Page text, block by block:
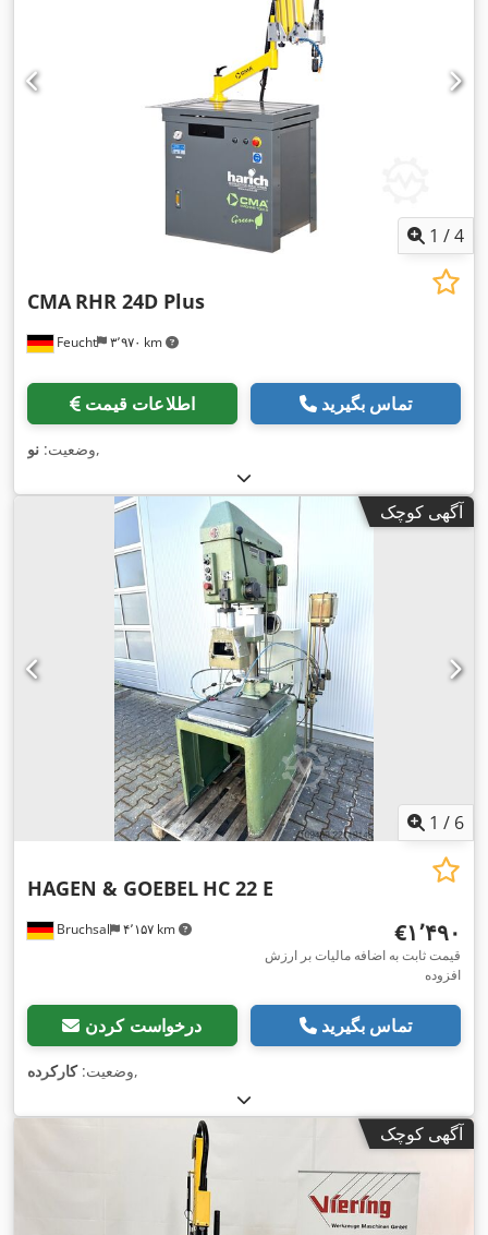
1 /4
Feucht ۳٬۹۷۰ km
CMA RHR 24D Plus
اطلاعات قیمت تماس بگیرید
وضعیت: نو ,
آگهی کوچک
1 / 6
Bruchsal ۴٬۱۵۷ km
HAGEN & GOEBEL HC 22 E
‎€۱٬۴۹۰
قیمت ثابت به اضافه مالیات بر ارزش
افزوده
درخواست کردن تماس بگیرید
وضعیت:کارکرده ,
آگهی کوچک